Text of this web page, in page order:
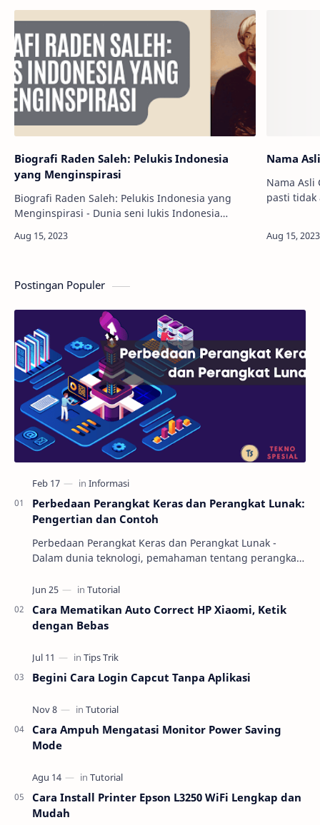
Biografi Raden Saleh: Pelukis Indonesia
yang Menginspirasi
Biografi Raden Saleh: Pelukis Indonesia yang
Menginspirasi - Dunia seni lukis Indonesia
gemilang. Salah satunya adalah Raden Saleh,
Nama
Nama Asli
pasti
Postingan Populer
Perbedaan Perangkat Keras dan Perangkat Lunak:
Pengertian dan Contoh
Perbedaan Perangkat Keras dan Perangkat Lunak -
Dalam dunia teknologi, pemahaman tentang perangkat
Cara Mematikan Auto Correct HP Xiaomi, Ketik
dengan Bebas
Begini Cara Login Capcut Tanpa Aplikasi
Cara Ampuh Mengatasi Monitor Power Saving
Mode
Cara Install Printer Epson L3250 WiFi Lengkap dan
Mudah